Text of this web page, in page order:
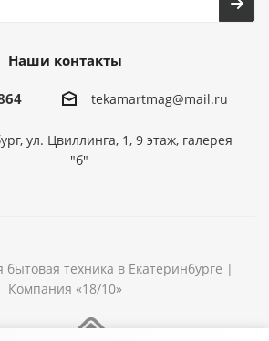
Наши контакты
tekamartmag@mail.ru
ул. Цвиллинга, 1, 9 этаж, галерея
"б"
техника в Екатеринбурге |
Компания «18/10»